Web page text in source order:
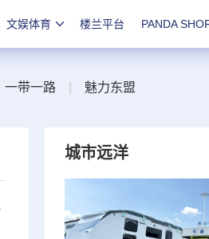
文娱体育 楼兰平台 PANDA
一带一路 魅力东盟
城市远洋